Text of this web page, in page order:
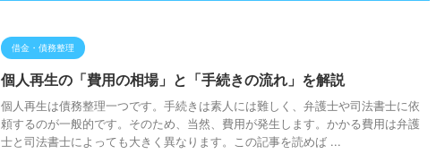
借金・債務整理
個人再生の「費用の相場」と「手続きの流れ」を解説
個人再生は債務整理一つです。手続きは素人には難しく、弁護士や司法書士に依
頼するのが一般的です。そのため、当然、費用が発生します。かかる費用は弁護
士と司法書士によっても大きく異なります。この記事を読めば ...